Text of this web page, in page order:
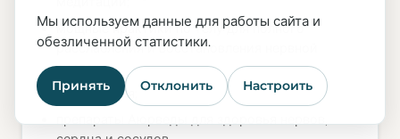
мощные практики по телу для полного
расслабления и восстановления нервной
системы;
арт-терапия;
Мы используем данные для работы сайта и
обезличенной статистики.
Принять Отклонить Настроить